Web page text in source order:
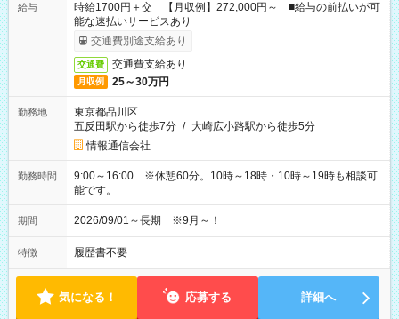
給与
時給1700円＋交 【月収例】272,000円～ ■給与の前払いが可
能な速払いサービスあり
交通費別途支給あり
交通費 交通費支給あり
月収例 25～30万円
勤務地
東京都品川区
五反田駅から徒歩7分 / 大崎広小路駅から徒歩5分
情報通信会社
勤務時間
9:00～16:00 ※休憩60分。10時～18時・10時～19時も相談可
能です。
期間 2026/09/01～長期 ※9月～！
特徴 履歴書不要
気になる！ 応募する 詳細へ